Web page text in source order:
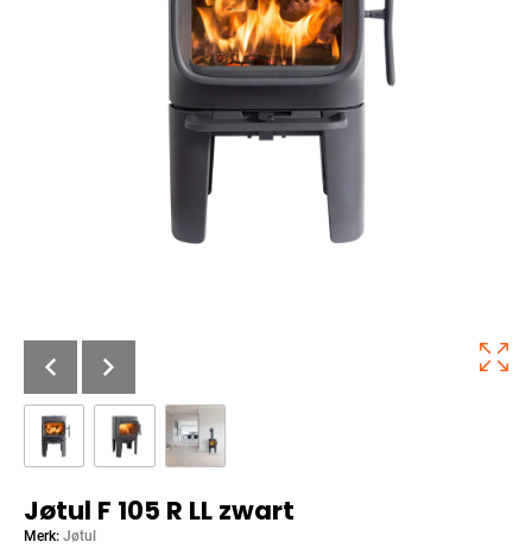
Jøtul F 105 R LL zwart
Merk: Jøtul